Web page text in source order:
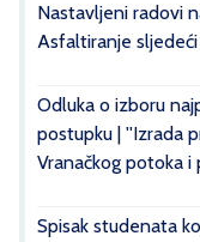
Nastavljeni radovi
Asfaltiranje
Odluka o izboru
postupku | ''Izrada
Vranačkog potoka
Spisak studenata